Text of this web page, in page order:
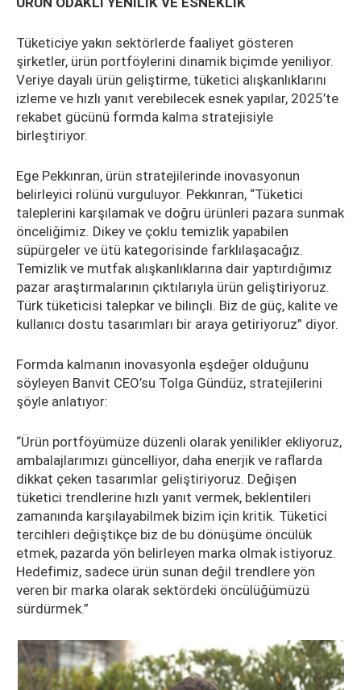
Tüketiciye yakın sektörlerde faaliyet gösteren
şirketler, ürün portföylerini dinamik biçimde yeniliyor.
Veriye dayalı ürün geliştirme, tüketici alışkanlıklarını
izleme ve hızlı yanıt verebilecek esnek yapılar, 2025’te
rekabet gücünü formda kalma stratejisiyle
birleştiriyor.
Ege Pekkınran, ürün stratejilerinde inovasyonun
belirleyici rolünü vurguluyor. Pekkınran, “Tüketici
taleplerini karşılamak ve doğru ürünleri pazara sunmak
önceliğimiz. Dikey ve çoklu temizlik yapabilen
süpürgeler ve ütü kategorisinde farklılaşacağız.
Temizlik ve mutfak alışkanlıklarına dair yaptırdığımız
pazar araştırmalarının çıktılarıyla ürün geliştiriyoruz.
Türk tüketicisi talepkar ve bilinçli. Biz de güç, kalite ve
kullanıcı dostu tasarımları bir araya getiriyoruz” diyor.
Formda kalmanın inovasyonla eşdeğer olduğunu
söyleyen Banvit CEO’su Tolga Gündüz, stratejilerini
şöyle anlatıyor:
“Ürün portföyümüze düzenli olarak yenilikler ekliyoruz,
ambalajlarımızı güncelliyor, daha enerjik ve raflarda
dikkat çeken tasarımlar geliştiriyoruz. Değişen
tüketici trendlerine hızlı yanıt vermek, beklentileri
zamanında karşılayabilmek bizim için kritik. Tüketici
tercihleri değiştikçe biz de bu dönüşüme öncülük
etmek, pazarda yön belirleyen marka olmak istiyoruz.
Hedefimiz, sadece ürün sunan değil trendlere yön
veren bir marka olarak sektördeki öncülüğümüzü
sürdürmek.”